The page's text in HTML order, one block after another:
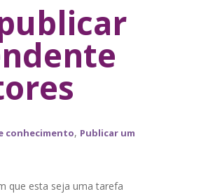
conhecimento, Publicar um
que esta seja uma tarefa